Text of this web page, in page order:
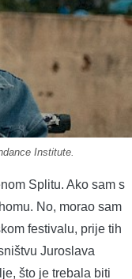
Institute.
Splitu. Ako sam s
No, morao sam
festivalu, prije tih
Juroslava
što je trebala biti